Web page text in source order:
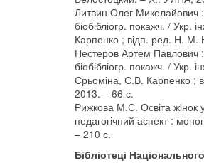
Литвин Олег Миколайович
біобібліогр. покажч. /
Карпенко ; відп. ред. Н. М.
Нестеров Артем Павлович
біобібліогр. покажч. /
Єрьоміна, С.В. Карпенко ;
2013. – 66 с.
Рижкова М.С. Освіта жінок у
педагогічний аспект :
– 210 с.
Бібліотеці